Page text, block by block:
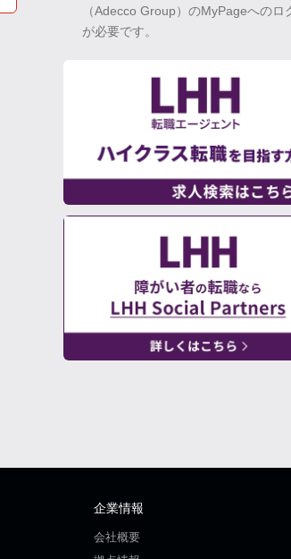
（Adecco Group）のMyPageへのロ
が必要です。
企業情報
会社概要